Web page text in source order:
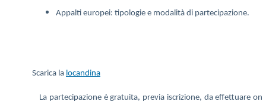
Appalti europei: tipologie e modalità di partecipazione.
Scarica la locandina
La partecipazione è gratuita, previa iscrizione, da effettuare on